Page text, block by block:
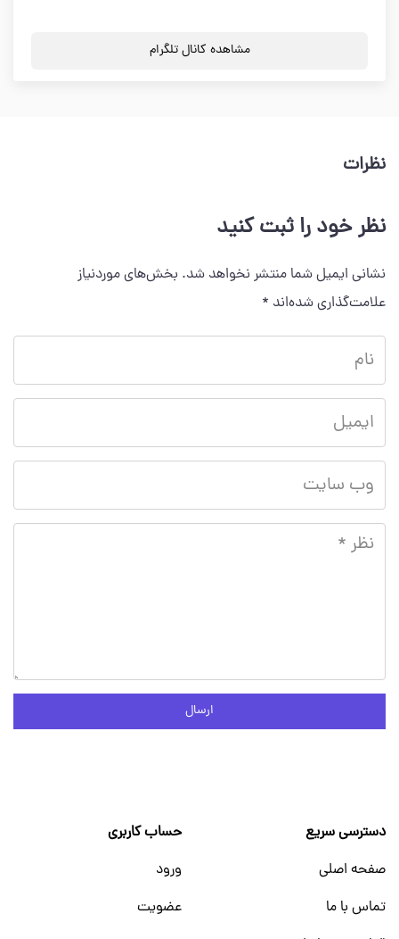
مشاهده کانال تلگرام
نظرات
نظر خود را ثبت کنید
نشانی ایمیل شما منتشر نخواهد شد. بخش‌های موردنیاز
علامت‌گذاری شده‌اند *
ارسال
دسترسی سریع
صفحه اصلی
تماس با ما
حساب کاربری
ورود
عضویت